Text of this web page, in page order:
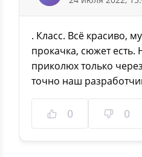
. Класс. Всё красиво,
прокачка, сюжет есть.
приколюх только
точно наш
0 0